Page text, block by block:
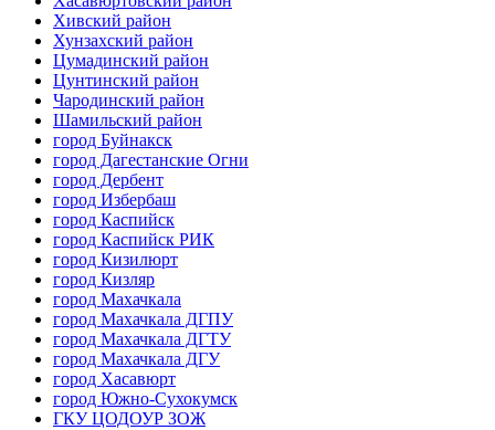
Хивский район
Хунзахский район
Цумадинский район
Цунтинский район
Чародинский район
Шамильский район
город Буйнакск
город Дагестанские Огни
город Дербент
город Избербаш
город Каспийск
город Каспийск РИК
город Кизилюрт
город Кизляр
город Махачкала
город Махачкала ДГПУ
город Махачкала ДГТУ
город Махачкала ДГУ
город Хасавюрт
город Южно-Сухокумск
ГКУ ЦОДОУР ЗОЖ